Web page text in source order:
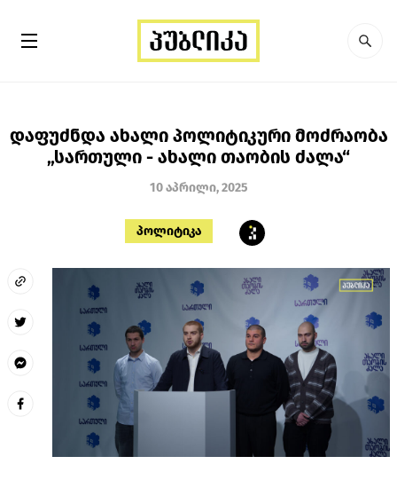
დაფუძნდა ახალი პოლიტიკური მოძრაობა
„სართული - ახალი თაობის ძალა“
10 აპრილი, 2025
პოლიტიკა